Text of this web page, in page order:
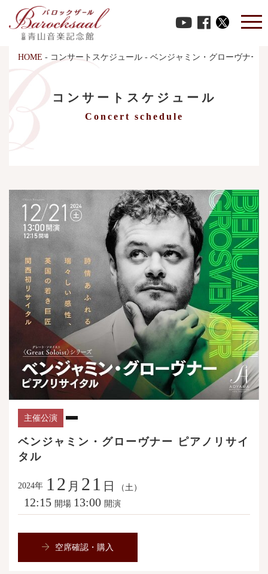
HOME - コンサートスケジュール - ベンジャミン・グローヴナー
コンサートスケジュール
Concert schedule
主催公演
ベンジャミン・グローヴナー ピアノリサイ
タル
2024年 12 月 21 日 （土）
12:15 開場 13:00 開演
空席確認・購入